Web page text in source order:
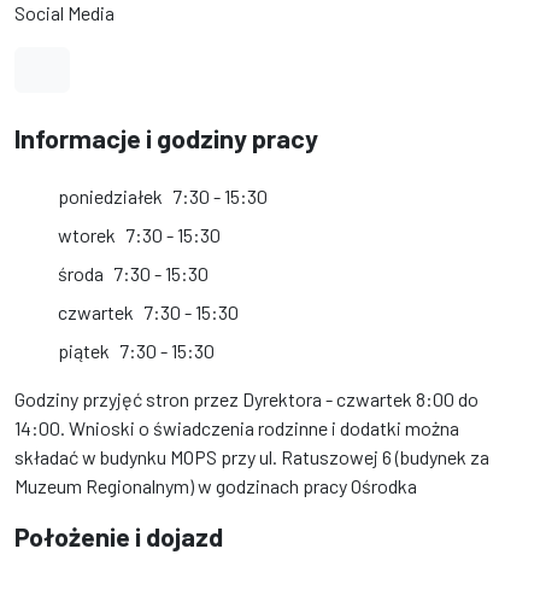
Social Media
Informacje i godziny pracy
poniedziałek 7:30 - 15:30
wtorek 7:30 - 15:30
środa 7:30 - 15:30
czwartek 7:30 - 15:30
piątek 7:30 - 15:30
Godziny przyjęć stron przez Dyrektora - czwartek 8:00 do
14:00. Wnioski o świadczenia rodzinne i dodatki można
składać w budynku MOPS przy ul. Ratuszowej 6 (budynek za
Muzeum Regionalnym) w godzinach pracy Ośrodka
Położenie i dojazd